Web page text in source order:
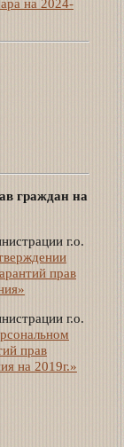
на 2024-
граждан на
г.о.
прав
г.о.
прав
на 2019г.»